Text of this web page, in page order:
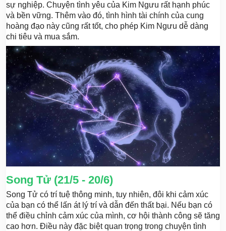
sự nghiệp. Chuyện tình yêu của Kim Ngưu rất hạnh phúc
và bền vững. Thêm vào đó, tình hình tài chính của cung
hoàng đạo này cũng rất tốt, cho phép Kim Ngưu dễ dàng
chi tiêu và mua sắm.
Song Tử (21/5 - 20/6)
Song Tử có trí tuệ thông minh, tuy nhiên, đôi khi cảm xúc
của bạn có thể lấn át lý trí và dẫn đến thất bại. Nếu bạn có
thể điều chỉnh cảm xúc của mình, cơ hội thành công sẽ tăng
cao hơn. Điều này đặc biệt quan trọng trong chuyện tình